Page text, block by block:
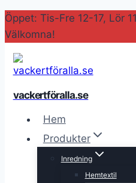
Skip
to
content
Öppet: Tis-Fre 12-17, Lör
Välkomna!
vackertföralla.se
Hem
Produkter
Inredning
Hemtextil